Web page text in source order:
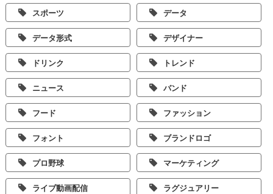
スポーツ データ
データ形式 デザイナー
ドリンク トレンド
ニュース バンド
フード ファッション
フォント ブランドロゴ
プロ野球 マーケティング
ライブ動画配信 ラグジュアリー